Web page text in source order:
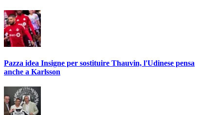
Pazza idea Insigne per sostituire Thauvin, l'Udinese pensa
anche a Karlsson